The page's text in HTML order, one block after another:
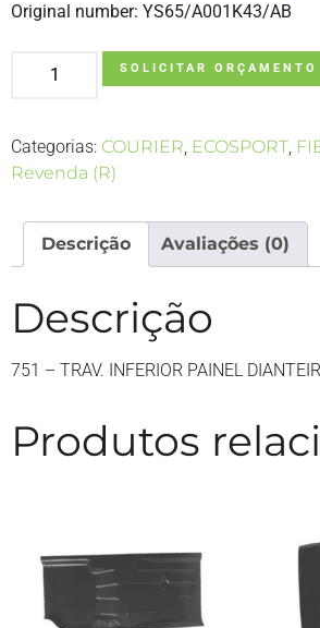
Original number: YS65/A001K43/AB
SOLICITAR ORÇAMENTO
Categorias: COURIER, ECOSPORT,
Revenda (R)
Descrição Avaliações (0)
Descrição
751 – TRAV. INFERIOR PAINEL
Produtos